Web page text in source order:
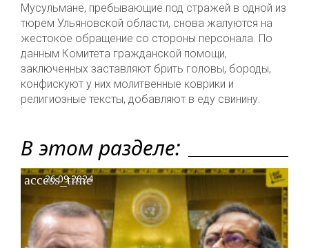
Мусульмане, пребывающие под стражей в одной из
тюрем Ульяновской области, снова жалуются на
жестокое обращение со стороны персонала. По
данным Комитета гражданской помощи,
заключенных заставляют брить головы, бороды,
конфискуют у них молитвенные коврики и
религиозные тексты, добавляют в еду свинину.
В этом разделе:
access_time
26.09.2024